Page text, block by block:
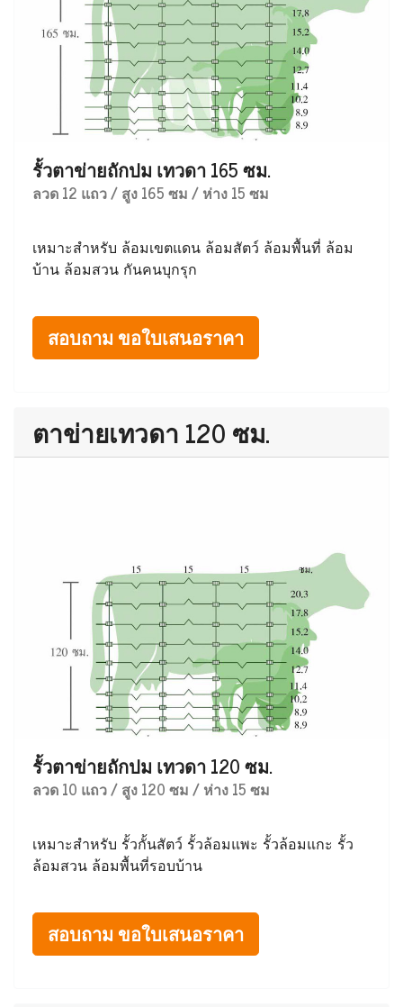
รั้วตาข่ายถักปม เทวดา 165 ซม.
ลวด 12 แถว / สูง 165 ซม / ห่าง 15 ซม
เหมาะสำหรับ ล้อมเขตแดน ล้อมสัตว์ ล้อมพื้นที่ ล้อม
บ้าน ล้อมสวน กันคนบุกรุก
สอบถาม ขอใบเสนอราคา
ตาข่ายเทวดา 120 ซม.
รั้วตาข่ายถักปม เทวดา 120 ซม.
ลวด 10 แถว / สูง 120 ซม / ห่าง 15 ซม
เหมาะสำหรับ รั้วกั้นสัตว์ รั้วล้อมแพะ รั้วล้อมแกะ รั้ว
ล้อมสวน ล้อมพื้นที่รอบบ้าน
สอบถาม ขอใบเสนอราคา